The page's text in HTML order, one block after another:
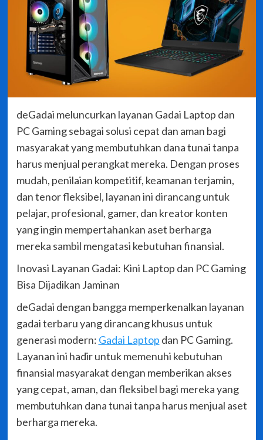
deGadai meluncurkan layanan Gadai Laptop dan
PC Gaming sebagai solusi cepat dan aman bagi
masyarakat yang membutuhkan dana tunai tanpa
harus menjual perangkat mereka. Dengan proses
mudah, penilaian kompetitif, keamanan terjamin,
dan tenor fleksibel, layanan ini dirancang untuk
pelajar, profesional, gamer, dan kreator konten
yang ingin mempertahankan aset berharga
mereka sambil mengatasi kebutuhan finansial.
Inovasi Layanan Gadai: Kini Laptop dan PC Gaming
Bisa Dijadikan Jaminan
deGadai dengan bangga memperkenalkan layanan
gadai terbaru yang dirancang khusus untuk
generasi modern: Gadai Laptop dan PC Gaming.
Layanan ini hadir untuk memenuhi kebutuhan
finansial masyarakat dengan memberikan akses
yang cepat, aman, dan fleksibel bagi mereka yang
membutuhkan dana tunai tanpa harus menjual aset
berharga mereka.